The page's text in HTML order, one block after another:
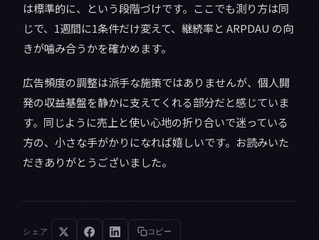
は標準的に、という段階づけです。ここでも測り方は同
じで、1週間に1条件だけ変えて、継続率と ARPDAU の向
きが噛み合うかを確かめます。
広告頻度の調整は派手な施策ではありませんが、個人開
発の収益基盤を静かに支えてくれる部分だと感じていま
す。同じように売上と使い心地の折り合いで迷っている
方の、小さな手がかりになれば嬉しいです。お読みいた
だきありがとうございました。
シェア コピー